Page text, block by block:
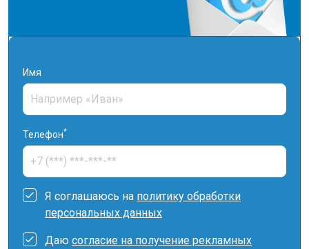
Имя
Телефон*
Я соглашаюсь на политику обработки
персональных данных
Даю согласие на получение рекламных